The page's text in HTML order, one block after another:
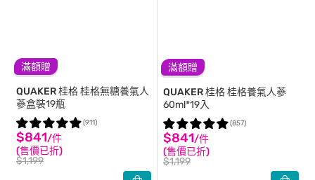
滿額贈
QUAKER 桂格桂格無糖養氣人
蔘盒裝19瓶
$841/件
(售價已折)
$1,199
(911)
滿額贈
QUAKER 桂格桂格養氣人蔘
60ml*19入
$841/件
(售價已折)
$1,199
(857)